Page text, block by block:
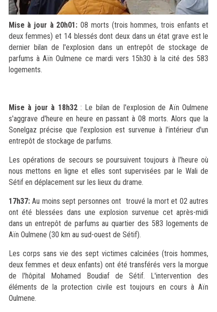
Mise à jour à 20h01:08 morts (trois hommes, trois enfants et
deux femmes) et 14 blessés dont deux dans un état grave est le
dernier bilan de l'explosion dans un entrepôt de stockage de
parfums à Aïn Oulmene ce mardi vers 15h30 à la cité des 583
logements.
Mise à jour à 18h32 : Le bilan de l'explosion de Aïn Oulmene
s'aggrave d'heure en heure en passant à 08 morts. Alors que la
Sonelgaz précise que l'explosion est survenue à l'intérieur d'un
entrepôt de stockage de parfums.
Les opérations de secours se poursuivent toujours à l'heure où
nous mettons en ligne et elles sont supervisées par le Wali de
Sétif en déplacement sur les lieux du drame.
17h37:Au moins sept personnes ont trouvé la mort et 02 autres
ont été blessées dans une explosion survenue cet après-midi
dans un entrepôt de parfums au quartier des 583 logements de
Aïn Oulmene (30 km au sud-ouest de Sétif).
Les corps sans vie des sept victimes calcinées (trois hommes,
deux femmes et deux enfants) ont été transférés vers la morgue
de l'hôpital Mohamed Boudiaf de Sétif. L'intervention des
éléments de la protection civile est toujours en cours à Aïn
Oulmene.